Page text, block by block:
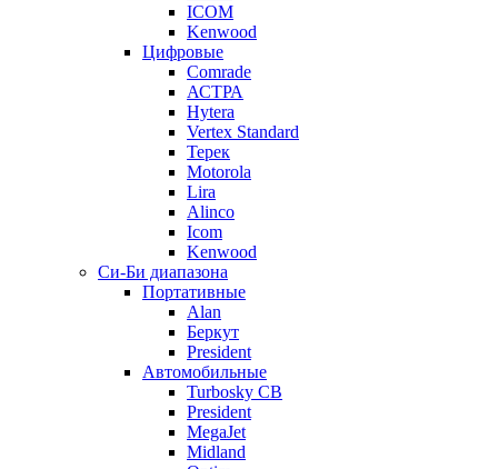
ICOM
Kenwood
Цифровые
Comrade
АСТРА
Hytera
Vertex Standard
Терек
Motorola
Lira
Alinco
Icom
Kenwood
Си-Би диапазона
Портативные
Alan
Беркут
President
Автомобильные
Turbosky CB
President
MegaJet
Midland